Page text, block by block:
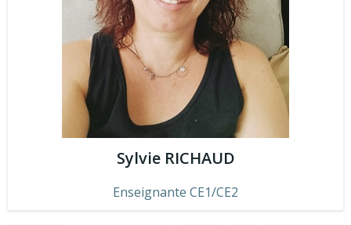
Sylvie RICHAUD
Enseignante CE1/CE2